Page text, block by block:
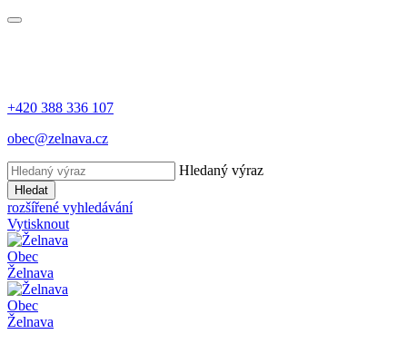
+420 388 336 107
obec@zelnava.cz
Hledaný výraz
Hledat
rozšířené vyhledávání
Vytisknout
Obec
Želnava
Obec
Želnava